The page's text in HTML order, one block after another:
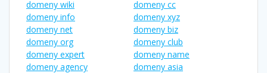
domeny wiki
domeny cc
domeny info
domeny xyz
domeny net
domeny biz
domeny org
domeny club
domeny expert
domeny name
domeny agency
domeny asia